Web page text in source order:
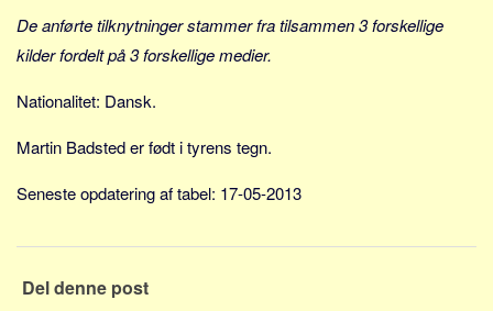
Aspekter
Køb og salg
Økonomi
Statistik
De anførte tilknytninger stammer fra tilsammen 3 forskellige
kilder fordelt på 3 forskellige medier.
Nationalitet: Dansk.
Martin Badsted er født i tyrens tegn.
Seneste opdatering af tabel: 17-05-2013
Del denne post